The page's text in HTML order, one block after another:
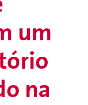
um
na